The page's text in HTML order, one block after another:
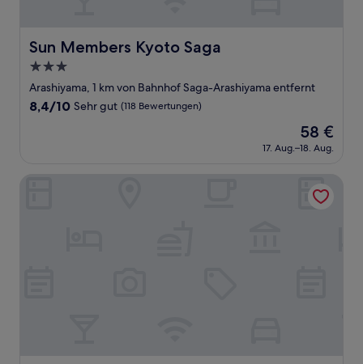
Sun Members Kyoto Saga
Sun Members Kyoto Saga
3.0-
Sterne-
Unterkunft
Arashiyama, 1 km von Bahnhof Saga-Arashiyama entfernt
8.4
(118
8,4/10 Sehr gut (118 Bewertungen)
Der
Preis
beträgt
58 €
17. Aug.–18. Aug.